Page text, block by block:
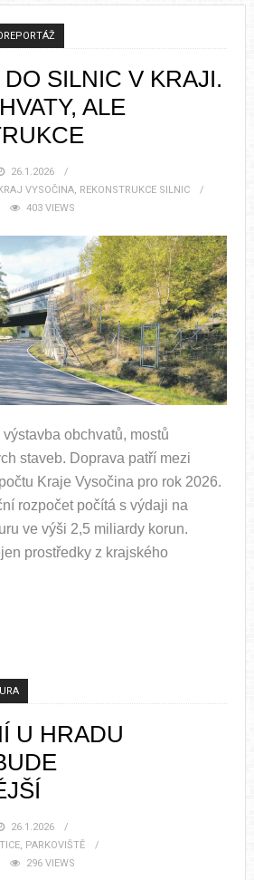
SILNIC V KRAJI.
ALE
26.1.2026
KRAJ VYSOČINA, REKONSTRUKCE SILNIC
403 VIEWS
obchvatů, mostů
staveb. Doprava patří mezi
Kraje Vysočina pro rok 2026.
rozpočet počítá s výdaji na
ve výši 2,5 miliardy korun.
prostředky z krajského
U HRADU
26.1.2026
, PARKOVIŠTĚ
296 VIEWS